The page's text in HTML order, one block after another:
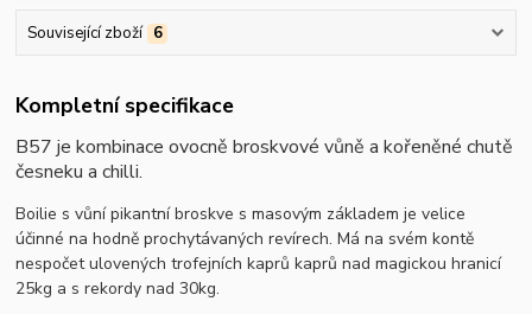
Související zboží 6
Kompletní specifikace
B57 je kombinace ovocně broskvové vůně a kořeněné chutě
česneku a chilli.
Boilie s vůní pikantní broskve s masovým základem je velice
účinné na hodně prochytávaných revírech. Má na svém kontě
nespočet ulovených trofejních kaprů kaprů nad magickou hranicí
25kg a s rekordy nad 30kg.